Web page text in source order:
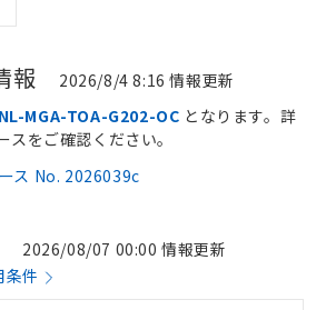
報 2026/8/4 8:16 情報更新
ス No. 2026039c
MGA-TOA-G202-OC となります。詳
をご確認ください。
2026/08/07 00:00 情報更新
条件